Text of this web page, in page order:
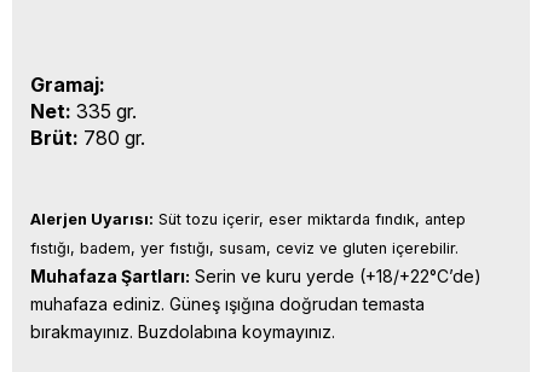
Gramaj:
Net: 335 gr.
Brüt: 780 gr.
Alerjen Uyarısı: Süt tozu içerir, eser miktarda fındık, antep
fıstığı, badem, yer fıstığı, susam, ceviz ve gluten içerebilir.
Muhafaza Şartları: Serin ve kuru yerde (+18/+22°C’de)
muhafaza ediniz. Güneş ışığına doğrudan temasta
bırakmayınız. Buzdolabına koymayınız.